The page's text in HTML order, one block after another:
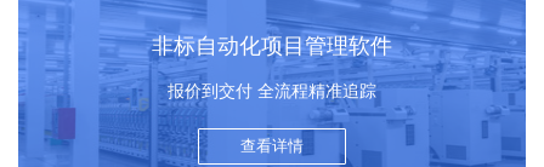
非标自动化项目管理软件
报价到交付 全流程精准追踪
查看详情